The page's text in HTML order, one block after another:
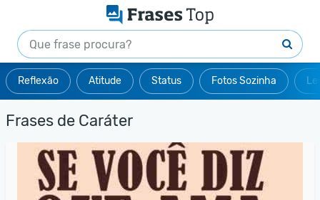
Reflexão Atitude Status Fotos Sozinha
Frases de Caráter